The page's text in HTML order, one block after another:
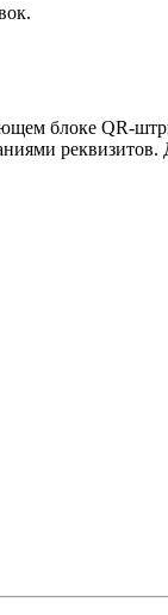
блоке QR-
реквизитов.